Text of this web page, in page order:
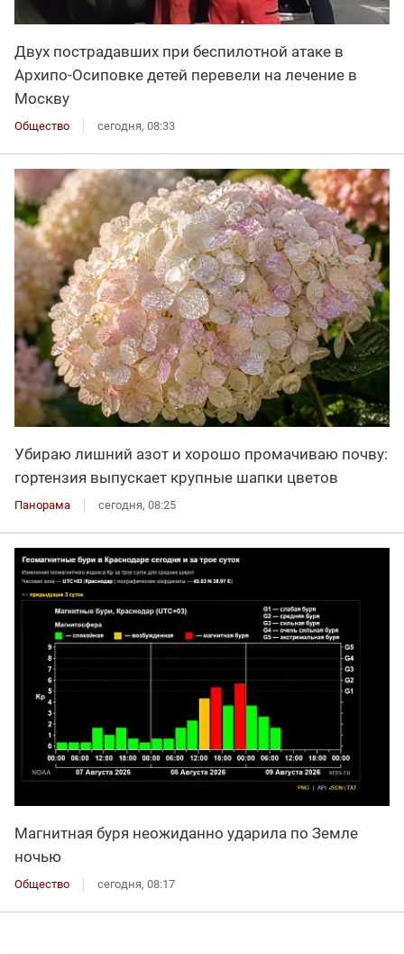
Двух пострадавших при беспилотной атаке в
Архипо-Осиповке детей перевели на лечение в
Москву
Общество сегодня, 08:33
Убираю лишний азот и хорошо промачиваю почву:
гортензия выпускает крупные шапки цветов
Панорама сегодня, 08:25
Магнитная буря неожиданно ударила по Земле
ночью
Общество сегодня, 08:17